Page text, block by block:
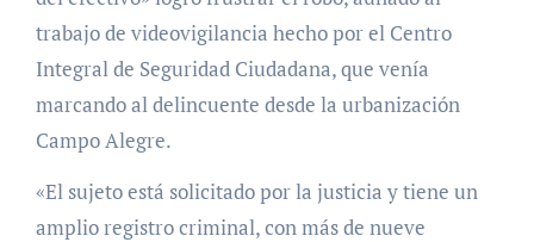
trabajo de videovigilancia hecho por el Centro
Integral de Seguridad Ciudadana, que venía
marcando al delincuente desde la urbanización
Campo Alegre.
«El sujeto está solicitado por la justicia y tiene un
amplio registro criminal, con más de nueve